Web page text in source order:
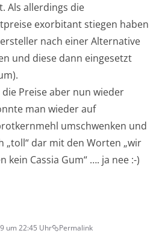
Als allerdings die
exorbitant stiegen haben
nach einer Alternative
und diese dann eingesetzt
Preise aber nun wieder
man wieder auf
umschwenken und
„toll“ dar mit den Worten „wir
kein Cassia Gum“ …. ja nee :-)
um 22:45 Uhr Permalink